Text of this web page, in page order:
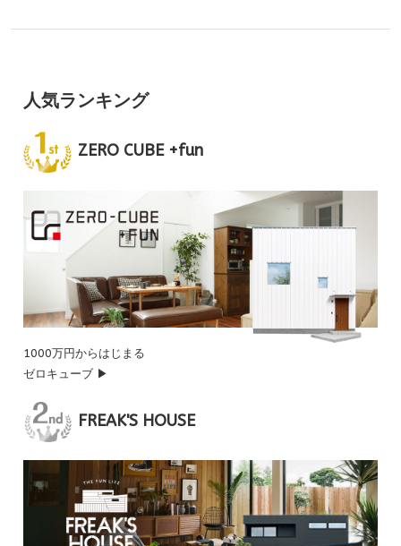
人気ランキング
ZERO CUBE +fun
1000万円からはじまる
ゼロキューブ ▶
FREAK'S HOUSE